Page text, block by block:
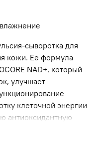
сыворотка для
кожи. Ее формула
NAD+, который
улучшает
клеточной энергии
антиоксидантную
увлажняющими
обновление, борьбу с